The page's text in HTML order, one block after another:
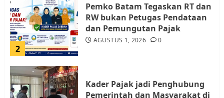
2
Pemko Batam Tegaskan RT dan
RW bukan Petugas Pendataan
dan Pemungutan Pajak
AGUSTUS 1, 2026 0
Kader Pajak jadi Penghubung
Pemerintah dan Masyarakat di